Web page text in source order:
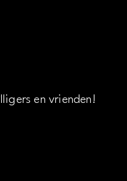
en vrienden!